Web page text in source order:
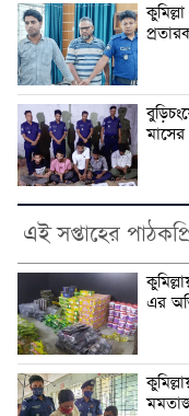
মাসের
এই সপ্তাহের
এর